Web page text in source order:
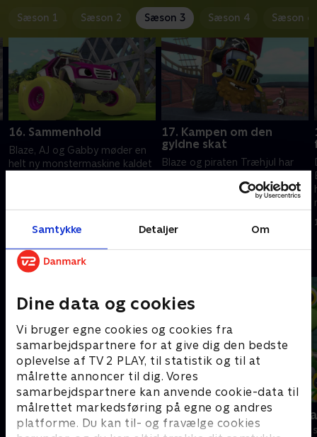
Samtykke Detaljer Om
Dine data og cookies
Vi bruger egne cookies og cookies fra
samarbejdspartnere for at give dig den bedste
oplevelse af TV 2 PLAY, til statistik og til at
målrette annoncer til dig. Vores
samarbejdspartnere kan anvende cookie-data til
målrettet markedsføring på egne og andres
platforme. Du kan til- og fravælge cookies
Sæson 1 Sæson 2 Sæson 3 Sæson 4 Sæson 6
16. Sammenhold
Blaze, AJ og Gabby møder en
helt ny monstermaskine kaldet
15. januar 2022 • 21 min
17. Kampen om den
gyldne skat
Blaze og piraten Træhjul har
ultimative skattejagt. De skal
sammen finde tre nøgler for at
Andre så også
Brandmand Sam
Børneserier • 1 sæsoner
Geckos
Børneserier • 2